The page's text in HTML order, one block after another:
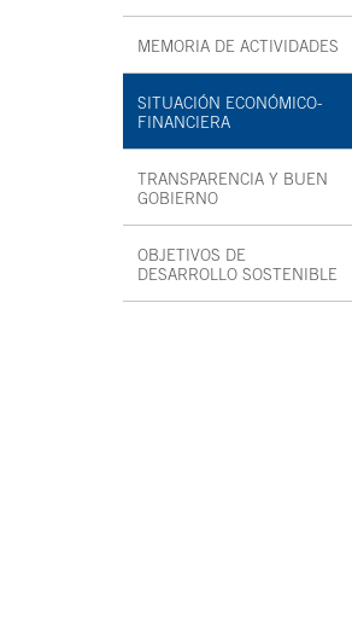
MEMORIA DE ACTIVIDADES
SITUACIÓN ECONÓMICO-
FINANCIERA
TRANSPARENCIA Y BUEN
GOBIERNO
OBJETIVOS DE
DESARROLLO SOSTENIBLE